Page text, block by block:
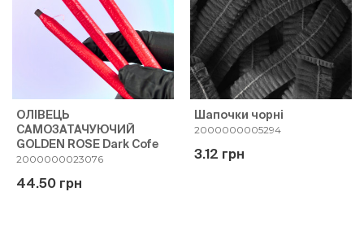
ОЛІВЕЦЬ
САМОЗАТАЧУЮЧИЙ
GOLDEN ROSE Dark Cofe
2000000023076
44.50 грн
Шапочки чорні
2000000005294
3.12 грн